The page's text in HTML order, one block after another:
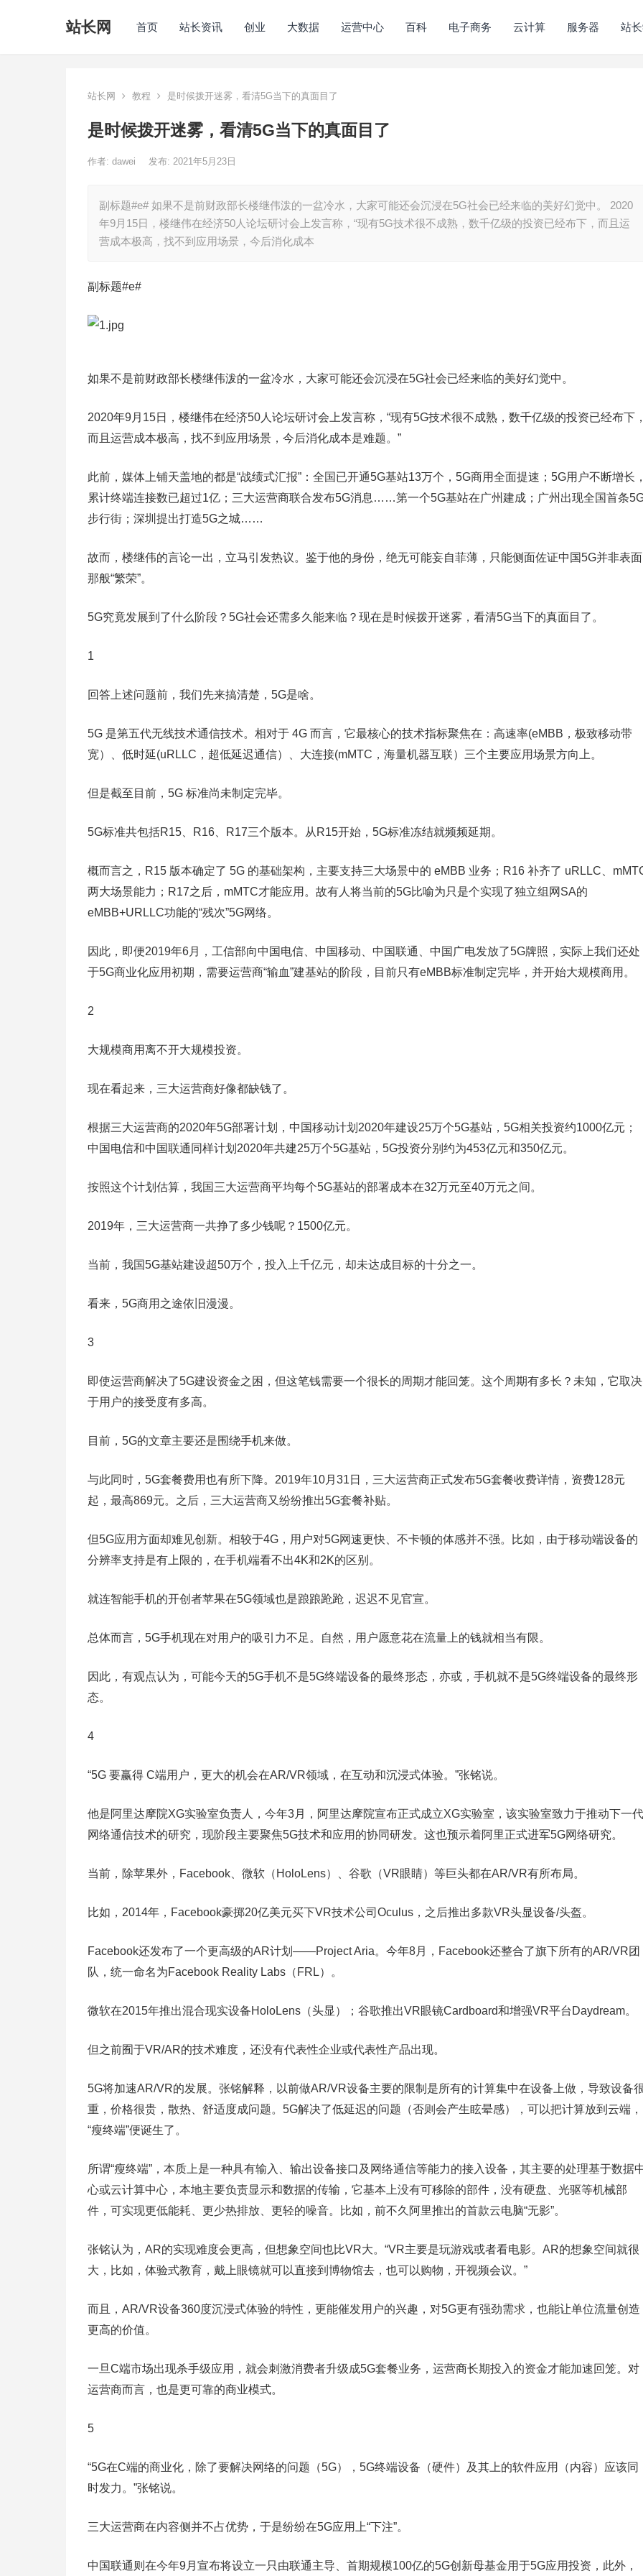
站长网 首页 站长资讯 创业 大数据 运营中心 百科 电子商务 云计算 服务器 站
站长网 教程 是时候拨开迷雾，看清5G当下的真面目了
是时候拨开迷雾，看清5G当下的真面目了
作者: dawei 发布: 2021年5月23日
副标题#e# 如果不是前财政部长楼继伟泼的一盆冷水，大家可能还会沉浸在5G社会已经来临的美好幻觉中。 2020
年9月15日，楼继伟在经济50人论坛研讨会上发言称，“现有5G技术很不成熟，数千亿级的投资已经布下，而且运
营成本极高，找不到应用场景，今后消化成本
副标题#e#
如果不是前财政部长楼继伟泼的一盆冷水，大家可能还会沉浸在5G社会已经来临的美好幻觉中。
2020年9月15日，楼继伟在经济50人论坛研讨会上发言称，“现有5G技术很不成熟，数千亿级的投资已经布下
而且运营成本极高，找不到应用场景，今后消化成本是难题。”
此前，媒体上铺天盖地的都是“战绩式汇报”：全国已开通5G基站13万个，5G商用全面提速；5G用户不断增长
累计终端连接数已超过1亿；三大运营商联合发布5G消息……第一个5G基站在广州建成；广州出现全国首条
步行街；深圳提出打造5G之城……
故而，楼继伟的言论一出，立马引发热议。鉴于他的身份，绝无可能妄自菲薄，只能侧面佐证中国5G并非表面
那般“繁荣”。
5G究竟发展到了什么阶段？5G社会还需多久能来临？现在是时候拨开迷雾，看清5G当下的真面目了。
1
回答上述问题前，我们先来搞清楚，5G是啥。
5G 是第五代无线技术通信技术。相对于 4G 而言，它最核心的技术指标聚焦在：高速率(eMBB，极致移动带
宽）、低时延(uRLLC，超低延迟通信）、大连接(mMTC，海量机器互联）三个主要应用场景方向上。
但是截至目前，5G 标准尚未制定完毕。
5G标准共包括R15、R16、R17三个版本。从R15开始，5G标准冻结就频频延期。
概而言之，R15 版本确定了 5G 的基础架构，主要支持三大场景中的 eMBB 业务；R16 补齐了 uRLLC、
两大场景能力；R17之后，mMTC才能应用。故有人将当前的5G比喻为只是个实现了独立组网SA的
eMBB+URLLC功能的“残次”5G网络。
因此，即便2019年6月，工信部向中国电信、中国移动、中国联通、中国广电发放了5G牌照，实际上我们还处
于5G商业化应用初期，需要运营商“输血”建基站的阶段，目前只有eMBB标准制定完毕，并开始大规模商用。
2
大规模商用离不开大规模投资。
现在看起来，三大运营商好像都缺钱了。
根据三大运营商的2020年5G部署计划，中国移动计划2020年建设25万个5G基站，5G相关投资约1000亿元；
中国电信和中国联通同样计划2020年共建25万个5G基站，5G投资分别约为453亿元和350亿元。
按照这个计划估算，我国三大运营商平均每个5G基站的部署成本在32万元至40万元之间。
2019年，三大运营商一共挣了多少钱呢？1500亿元。
当前，我国5G基站建设超50万个，投入上千亿元，却未达成目标的十分之一。
看来，5G商用之途依旧漫漫。
3
即使运营商解决了5G建设资金之困，但这笔钱需要一个很长的周期才能回笼。这个周期有多长？未知，它取决
于用户的接受度有多高。
目前，5G的文章主要还是围绕手机来做。
与此同时，5G套餐费用也有所下降。2019年10月31日，三大运营商正式发布5G套餐收费详情，资费128元
起，最高869元。之后，三大运营商又纷纷推出5G套餐补贴。
但5G应用方面却难见创新。相较于4G，用户对5G网速更快、不卡顿的体感并不强。比如，由于移动端设备的
分辨率支持是有上限的，在手机端看不出4K和2K的区别。
就连智能手机的开创者苹果在5G领域也是踉踉跄跄，迟迟不见官宣。
总体而言，5G手机现在对用户的吸引力不足。自然，用户愿意花在流量上的钱就相当有限。
因此，有观点认为，可能今天的5G手机不是5G终端设备的最终形态，亦或，手机就不是5G终端设备的最终形
态。
4
“5G 要赢得 C端用户，更大的机会在AR/VR领域，在互动和沉浸式体验。”张铭说。
他是阿里达摩院XG实验室负责人，今年3月，阿里达摩院宣布正式成立XG实验室，该实验室致力于推动下一代
网络通信技术的研究，现阶段主要聚焦5G技术和应用的协同研发。这也预示着阿里正式进军5G网络研究。
当前，除苹果外，Facebook、微软（HoloLens）、谷歌（VR眼睛）等巨头都在AR/VR有所布局。
比如，2014年，Facebook豪掷20亿美元买下VR技术公司Oculus，之后推出多款VR头显设备/头盔。
Facebook还发布了一个更高级的AR计划——Project Aria。今年8月，Facebook还整合了旗下所有的AR/VR团
队，统一命名为Facebook Reality Labs（FRL）。
微软在2015年推出混合现实设备HoloLens（头显）；谷歌推出VR眼镜Cardboard和增强VR平台Daydream。
但之前囿于VR/AR的技术难度，还没有代表性企业或代表性产品出现。
5G将加速AR/VR的发展。张铭解释，以前做AR/VR设备主要的限制是所有的计算集中在设备上做，导致设备
重，价格很贵，散热、舒适度成问题。5G解决了低延迟的问题（否则会产生眩晕感），可以把计算放到云端，
“瘦终端”便诞生了。
所谓“瘦终端”，本质上是一种具有输入、输出设备接口及网络通信等能力的接入设备，其主要的处理基于数据
心或云计算中心，本地主要负责显示和数据的传输，它基本上没有可移除的部件，没有硬盘、光驱等机械部
件，可实现更低能耗、更少热排放、更轻的噪音。比如，前不久阿里推出的首款云电脑“无影”。
张铭认为，AR的实现难度会更高，但想象空间也比VR大。“VR主要是玩游戏或者看电影。AR的想象空间就很
大，比如，体验式教育，戴上眼镜就可以直接到博物馆去，也可以购物，开视频会议。”
而且，AR/VR设备360度沉浸式体验的特性，更能催发用户的兴趣，对5G更有强劲需求，也能让单位流量创造
更高的价值。
一旦C端市场出现杀手级应用，就会刺激消费者升级成5G套餐业务，运营商长期投入的资金才能加速回笼。对
运营商而言，也是更可靠的商业模式。
5
“5G在C端的商业化，除了要解决网络的问题（5G），5G终端设备（硬件）及其上的软件应用（内容）应该同
时发力。”张铭说。
三大运营商在内容侧并不占优势，于是纷纷在5G应用上“下注”。
中国联通则在今年9月宣布将设立一只由联通主导、首期规模100亿的5G创新母基金用于5G应用投资，此外，